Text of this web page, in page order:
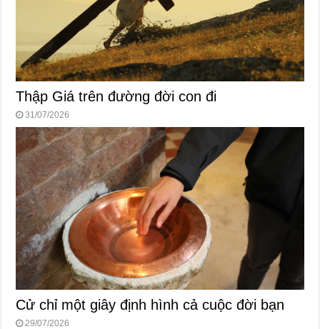
Thập Giá trên đường đời con đi
31/07/2026
Cử chỉ một giây định hình cả cuộc đời bạn
29/07/2026